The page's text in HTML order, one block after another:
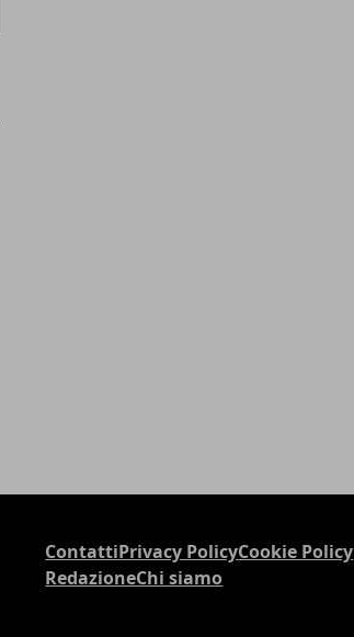
ContattiPrivacy PolicyCookie Policy
RedazioneChi siamo